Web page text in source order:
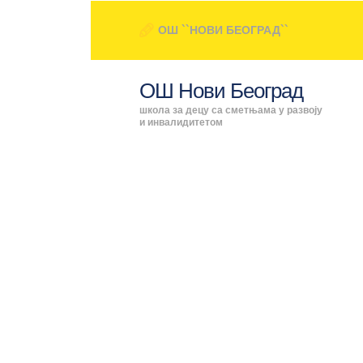
ОШ ``НОВИ БЕОГРАД``
ОШ Нови Београд
школа за децу са сметњама у развоју
и инвалидитетом